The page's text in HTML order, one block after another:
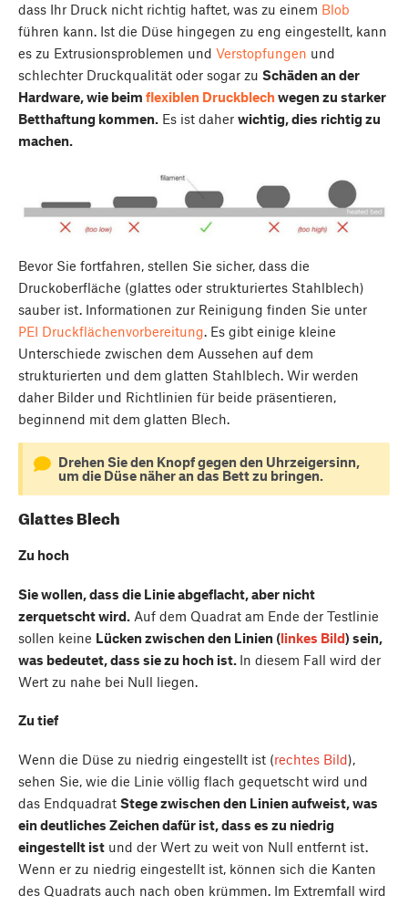
dass Ihr Druck nicht richtig haftet, was zu einem Blob
führen kann. Ist die Düse hingegen zu eng eingestellt, kann
es zu Extrusionsproblemen und Verstopfungen und
schlechter Druckqualität oder sogar zu Schäden an der
Hardware, wie beim flexiblen Druckblech wegen zu starker
Betthaftung kommen. Es ist daher wichtig, dies richtig zu
machen.
Bevor Sie fortfahren, stellen Sie sicher, dass die
Druckoberfläche (glattes oder strukturiertes Stahlblech)
sauber ist. Informationen zur Reinigung finden Sie unter
PEI Druckflächenvorbereitung. Es gibt einige kleine
Unterschiede zwischen dem Aussehen auf dem
strukturierten und dem glatten Stahlblech. Wir werden
daher Bilder und Richtlinien für beide präsentieren,
beginnend mit dem glatten Blech.
Drehen Sie den Knopf gegen den Uhrzeigersinn,
um die Düse näher an das Bett zu bringen.
Glattes Blech
Zu hoch
Sie wollen, dass die Linie abgeflacht, aber nicht
zerquetscht wird. Auf dem Quadrat am Ende der Testlinie
sollen keine Lücken zwischen den Linien (linkes Bild) sein,
was bedeutet, dass sie zu hoch ist. In diesem Fall wird der
Wert zu nahe bei Null liegen.
Zu tief
Wenn die Düse zu niedrig eingestellt ist (rechtes Bild),
sehen Sie, wie die Linie völlig flach gequetscht wird und
das Endquadrat Stege zwischen den Linien aufweist, was
ein deutliches Zeichen dafür ist, dass es zu niedrig
eingestellt ist und der Wert zu weit von Null entfernt ist.
Wenn er zu niedrig eingestellt ist, können sich die Kanten
des Quadrats auch nach oben krümmen. Im Extremfall wird